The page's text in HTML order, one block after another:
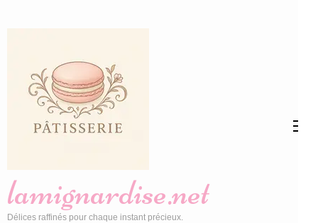
(Pressez
Entrée)
lamignardise.net
Délices raffinés pour chaque instant précieux.